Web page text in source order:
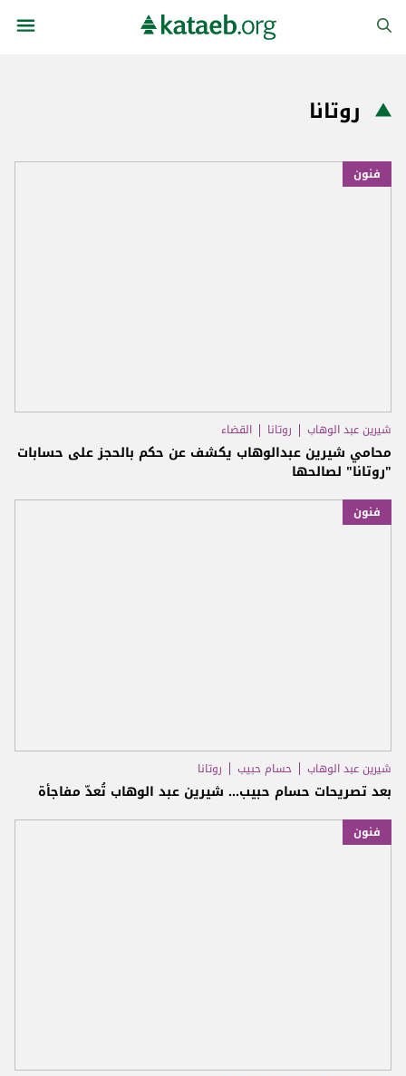
روتانا
فنون
شيرين عبد الوهاب روتانا القضاء
محامي شيرين عبدالوهاب يكشف عن حكم بالحجز على حسابات
"روتانا" لصالحها
فنون
شيرين عبد الوهاب حسام حبيب روتانا
بعد تصريحات حسام حبيب... شيرين عبد الوهاب تُعدّ مفاجأة
فنون